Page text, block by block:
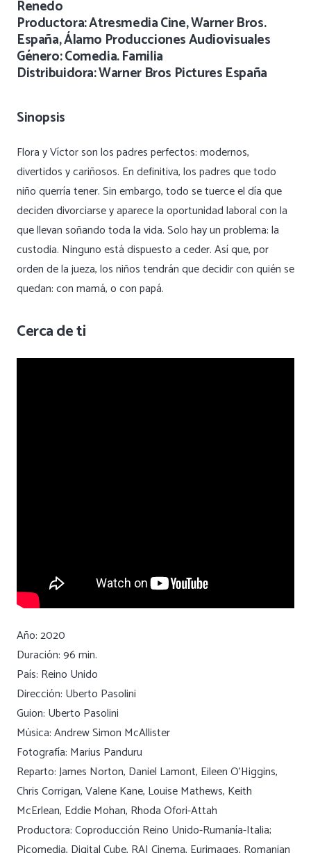
Renedo
Productora: Atresmedia Cine, Warner Bros.
España, Álamo Producciones Audiovisuales
Género: Comedia. Familia
Distribuidora: Warner Bros Pictures España
Sinopsis
Flora y Víctor son los padres perfectos: modernos,
divertidos y cariñosos. En definitiva, los padres que todo
niño querría tener. Sin embargo, todo se tuerce el día que
deciden divorciarse y aparece la oportunidad laboral con la
que llevan soñando toda la vida. Solo hay un problema: la
custodia. Ninguno está dispuesto a ceder. Así que, por
orden de la jueza, los niños tendrán que decidir con quién se
quedan: con mamá, o con papá.
Cerca de ti
Año: 2020
Duración: 96 min.
País: Reino Unido
Dirección: Uberto Pasolini
Guion: Uberto Pasolini
Música: Andrew Simon McAllister
Fotografía: Marius Panduru
Reparto: James Norton, Daniel Lamont, Eileen O’Higgins,
Chris Corrigan, Valene Kane, Louise Mathews, Keith
McErlean, Eddie Mohan, Rhoda Ofori-Attah
Productora: Coproducción Reino Unido-Rumanía-Italia;